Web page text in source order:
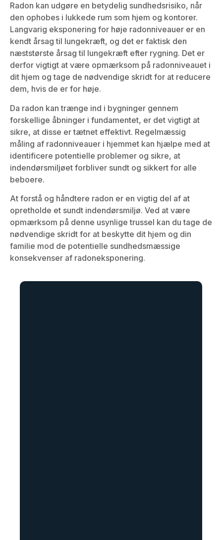
Radon kan udgøre en betydelig sundhedsrisiko, når
den ophobes i lukkede rum som hjem og kontorer.
Langvarig eksponering for høje radonniveauer er en
kendt årsag til lungekræft, og det er faktisk den
næststørste årsag til lungekræft efter rygning. Det er
derfor vigtigt at være opmærksom på radonniveauet i
dit hjem og tage de nødvendige skridt for at reducere
dem, hvis de er for høje.
Da radon kan trænge ind i bygninger gennem
forskellige åbninger i fundamentet, er det vigtigt at
sikre, at disse er tætnet effektivt. Regelmæssig
måling af radonniveauer i hjemmet kan hjælpe med at
identificere potentielle problemer og sikre, at
indendørsmiljøet forbliver sundt og sikkert for alle
beboere.
At forstå og håndtere radon er en vigtig del af at
opretholde et sundt indendørsmiljø. Ved at være
opmærksom på denne usynlige trussel kan du tage de
nødvendige skridt for at beskytte dit hjem og din
familie mod de potentielle sundhedsmæssige
konsekvenser af radoneksponering.